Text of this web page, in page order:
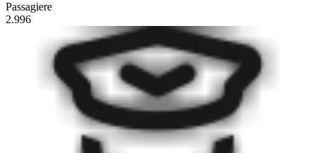
Passagiere
2.996